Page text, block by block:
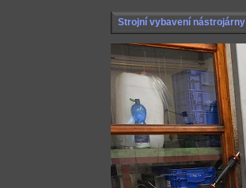
Strojní vybavení nástrojárny